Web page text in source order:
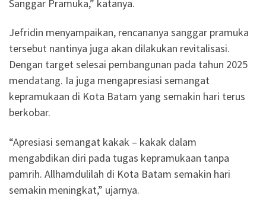
Sanggar Pramuka,” katanya.
Jefridin menyampaikan, rencananya sanggar pramuka
tersebut nantinya juga akan dilakukan revitalisasi.
Dengan target selesai pembangunan pada tahun 2025
mendatang. Ia juga mengapresiasi semangat
kepramukaan di Kota Batam yang semakin hari terus
berkobar.
“Apresiasi semangat kakak – kakak dalam
mengabdikan diri pada tugas kepramukaan tanpa
pamrih. Allhamdulilah di Kota Batam semakin hari
semakin meningkat,” ujarnya.